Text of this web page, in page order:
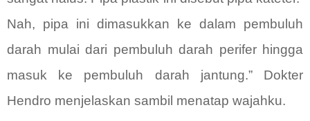
Nah, pipa ini dimasukkan ke dalam pembuluh
darah mulai dari pembuluh darah perifer hingga
masuk ke pembuluh darah jantung.” Dokter
Hendro menjelaskan sambil menatap wajahku.